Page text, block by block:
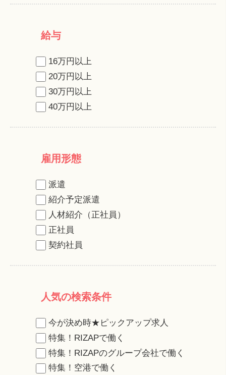
給与
16万円以上
20万円以上
30万円以上
40万円以上
雇用形態
派遣
紹介予定派遣
人材紹介（正社員）
正社員
契約社員
人気の検索条件
今が決め時★ピックアップ求人
特集！RIZAPで働く
特集！RIZAPのグループ会社で働く
特集！空港で働く